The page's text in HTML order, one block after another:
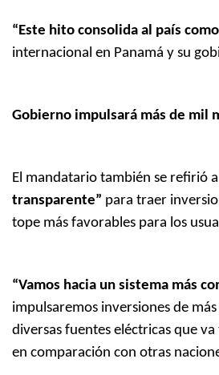
“Este hito consolida al país
internacional en Panamá y su
Gobierno impulsará más de mil
El mandatario también se refirió
transparente” para traer
tope más favorables para los
“Vamos hacia un sistema más
impulsaremos inversiones de
diversas fuentes eléctricas que
en comparación con otras